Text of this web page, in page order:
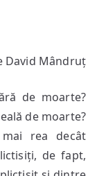
David Mândruț
de moarte?
de moarte?
rea decât
de fapt,